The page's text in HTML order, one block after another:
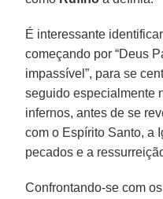
É interessante
começando por “Deus
impassível”, para se
seguido especialmente
infernos, antes de se
com o Espírito Santo, a
pecados e a
Confrontando-se com